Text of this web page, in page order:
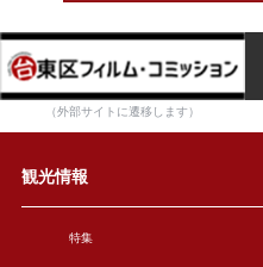
（外部サイトに遷移します）
観光情報
特集